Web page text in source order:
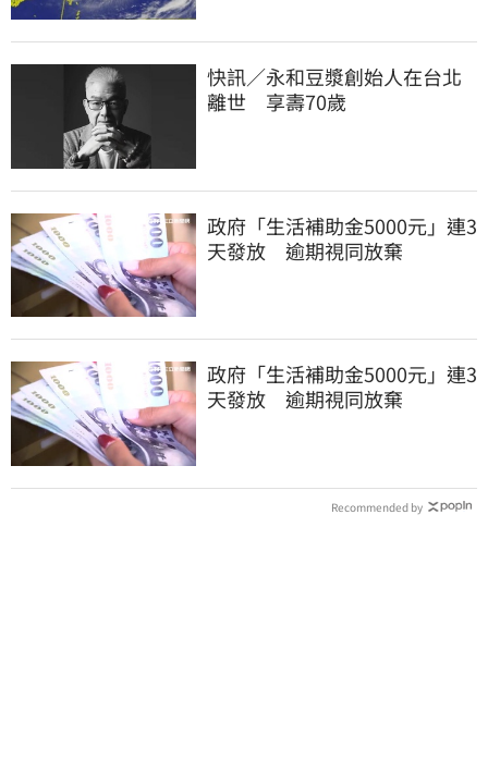
快訊／永和豆漿創始人在台北
離世 享壽70歲
政府「生活補助金5000元」連3
天發放 逾期視同放棄
政府「生活補助金5000元」連3
天發放 逾期視同放棄
Recommended by